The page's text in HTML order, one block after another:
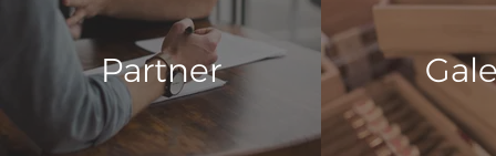
Partner